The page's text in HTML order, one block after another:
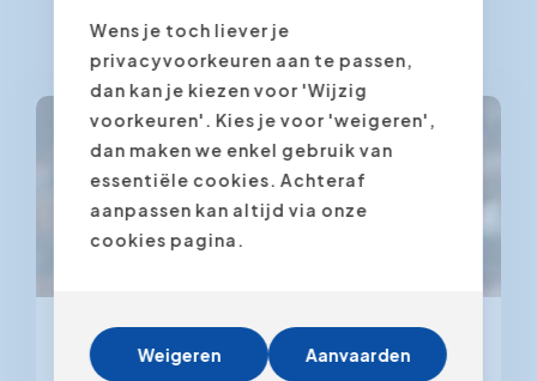
Lees ook deze artikels
Presentatietechnieken
10 juli 2026
Wens je toch liever je
privacyvoorkeuren aan te passen,
dan kan je kiezen voor 'Wijzig
voorkeuren'. Kies je voor 'weigeren',
dan maken we enkel gebruik van
essentiële cookies. Achteraf
aanpassen kan altijd via onze
cookies pagina.
Weigeren Aanvaarden